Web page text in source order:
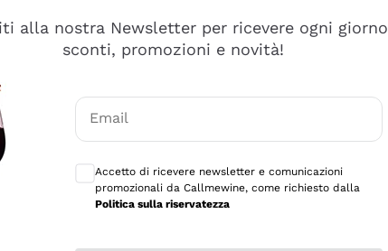
alla nostra Newsletter per ricevere ogni giorno
sconti, promozioni e novità!
Email
Accetto di ricevere newsletter e comunicazioni
promozionali da Callmewine, come richiesto dalla
Politica sulla riservatezza